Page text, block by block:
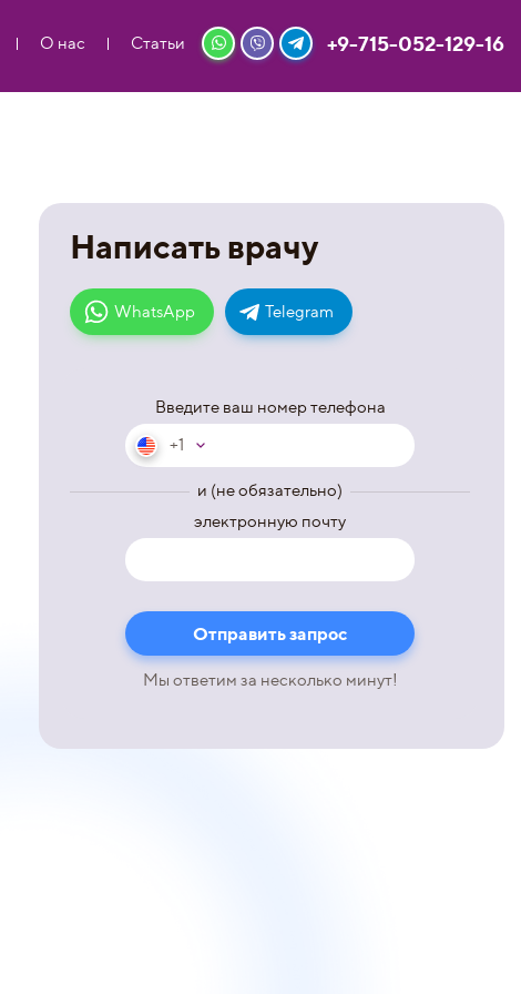
О нас Статьи +9-715-052-129-16
Написать врачу
WhatsApp Telegram
Введите ваш номер телефона
+1
и (не обязательно)
электронную почту
Мы ответим за несколько минут!